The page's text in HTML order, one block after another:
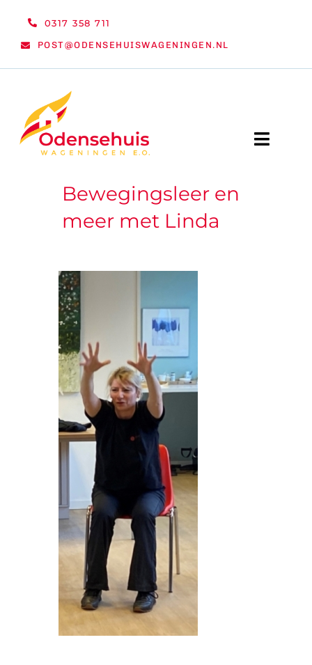
0317 358 711
POST@ODENSEHUISWAGENINGEN.NL
Toggle
WELKOM
ORGANISATIE
VRIJWILLIGERS & STAGIAIRES
CONTACT
Bewegingsleer en
meer met Linda